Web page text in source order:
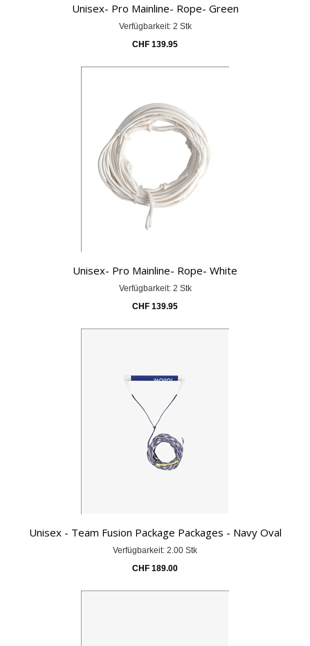
Unisex- Pro Mainline- Rope- Green
Verfügbarkeit: 2 Stk
CHF 139.95
Unisex- Pro Mainline- Rope- White
Verfügbarkeit: 2 Stk
CHF 139.95
Unisex - Team Fusion Package Packages - Navy Oval
Verfügbarkeit: 2.00 Stk
CHF 189.00